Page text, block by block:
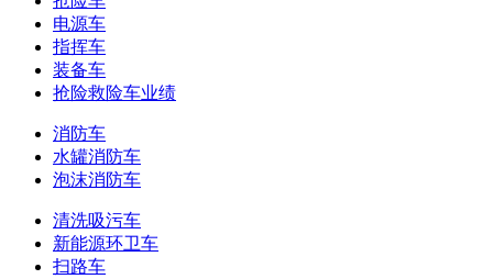
电源车
指挥车
装备车
抢险救险车业绩
消防车
水罐消防车
泡沫消防车
清洗吸污车
新能源环卫车
扫路车